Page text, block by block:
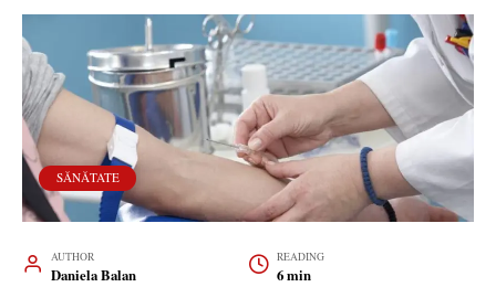
SĂNĂTATE
AUTHOR
Daniela Balan
READING
6 min